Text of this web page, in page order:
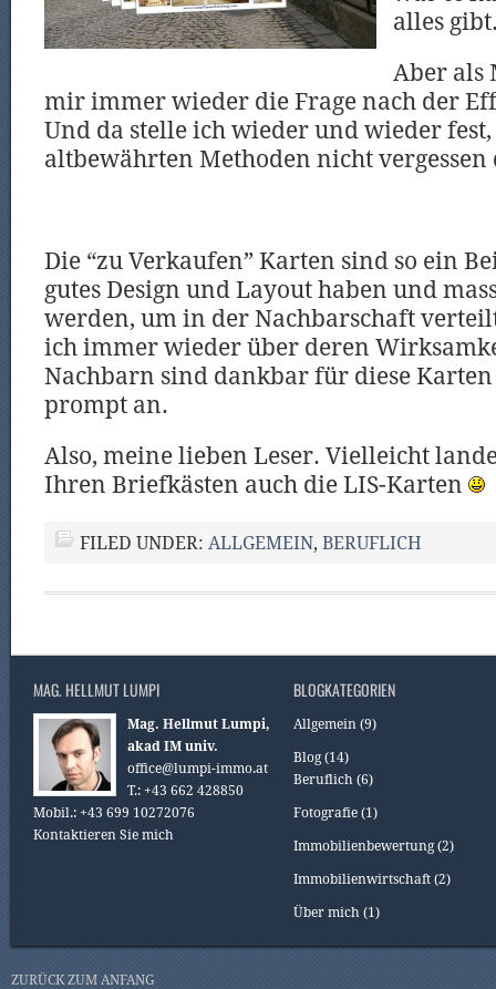
alles
Aber als
mir immer wieder die Frage nach der
Und da stelle ich wieder und wieder fest,
altbewährten Methoden nicht vergessen
Die “zu Verkaufen” Karten sind so ein
gutes Design und Layout haben und
werden, um in der Nachbarschaft
ich immer wieder über deren
Nachbarn sind dankbar für diese
prompt an.
Also, meine lieben Leser. Vielleicht
Ihren Briefkästen auch die LIS-Karten
FILED UNDER: ALLGEMEIN, BERUFLICH
MAG. HELLMUT LUMPI
Mag. Hellmut Lumpi,
akad IM univ.
office@lumpi-immo.at
T.: +43 662 428850
Mobil.: +43 699 10272076
Kontaktieren Sie mich
BLOGKATEGORIEN
Allgemein (9)
Blog(14)
Beruflich (6)
Fotografie (1)
Immobilienbewertung(2)
Immobilienwirtschaft (2)
Über mich (1)
ZURÜCK ZUM ANFANG